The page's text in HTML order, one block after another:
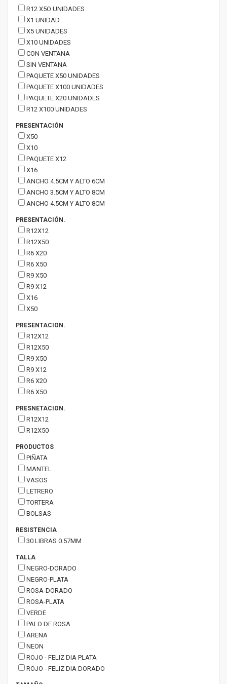
R12 X5O UNIDADES
X1 UNIDAD
X5 UNIDADES
X10 UNIDADES
CON VENTANA
SIN VENTANA
PAQUETE X50 UNIDADES
PAQUETE X100 UNIDADES
PAQUETE X20 UNIDADES
R12 X100 UNIDADES
PRESENTACIÓN
X50
X10
PAQUETE X12
X16
ANCHO 4.5CM Y ALTO 6CM
ANCHO 3.5CM Y ALTO 8CM
ANCHO 4.5CM Y ALTO 8CM
PRESENTACIÓN.
R12X12
R12X50
R6 X20
R6 X50
R9 X50
R9 X12
X16
X50
PRESENTACION.
R12X12
R12X50
R9 X50
R9 X12
R6 X20
R6 X50
PRESNETACION.
R12X12
R12X50
PRODUCTOS
PIÑATA
MANTEL
VASOS
LETRERO
TORTERA
BOLSAS
RESISTENCIA
30 LIBRAS 0.57MM
TALLA
NEGRO-DORADO
NEGRO-PLATA
ROSA-DORADO
ROSA-PLATA
VERDE
PALO DE ROSA
ARENA
NEON
ROJO - FELIZ DIA PLATA
ROJO - FELIZ DIA DORADO